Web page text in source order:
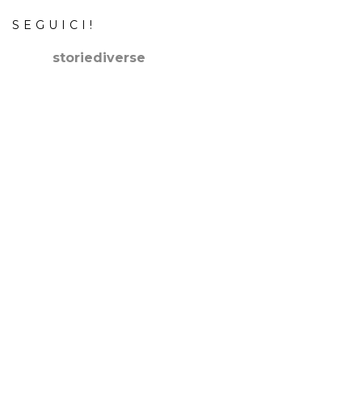
SEGUICI!
storiediverse